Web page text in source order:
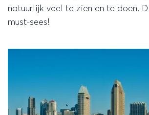
natuurlijk veel te zien en te doen.
must-sees!